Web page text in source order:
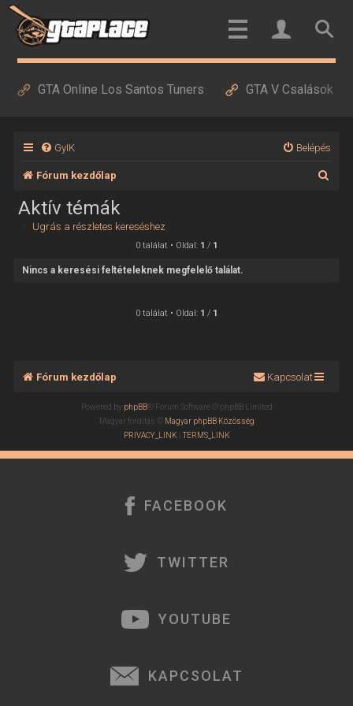
GTA Online Los Santos Tuners GTA V Csalások
GyIK Belépés
Fórum kezdőlap
Aktív témák
Ugrás a részletes kereséshez
0 találat • Oldal: 1 / 1
Nincs a keresési feltételeknek megfelelő találat.
0 találat • Oldal: 1 / 1
Fórum kezdőlap Kapcsolat
Powered by phpBB® Forum Software © phpBB Limited
Magyar fordítás ©
Magyar phpBB Közösség
PRIVACY_LINK| TERMS_LINK
FACEBOOK
TWITTER
YOUTUBE
KAPCSOLAT